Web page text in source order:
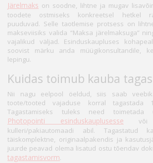
Järelmaks on soodne, lihtne ja mugav
toodete ostmiseks konkreetsel hetkel
puuduvad. Selle taotlemise protsess on
makseviisiks valida “Maksa järelmaksuga”
vajalikud väljad. Esinduskaupluses
soovist märku anda müügikonsultandile,
lepingu.
Kuidas toimub kauba
Nii nagu eelpool öeldud, siis saab
toote/tooted vajaduse korral tagastada
Tagastamiseks tuleks need toimetada
Photopointi esinduskauplusesse või
kulleri/pakiautomaadi abil. Tagastatud
täiskomplektne, originaalpakendis ja
juurde peavad olema lisatud ostu tõendav
tagastamisvorm.